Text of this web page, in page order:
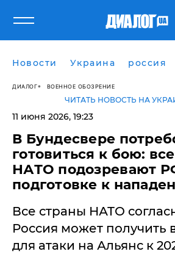
Новости Украина россия
ДИАЛОГ ВОЕННОЕ ОБОЗРЕНИЕ
ЧИТАТЬ НОВОСТЬ НА
11 июня 2026, 19:23
В Бундесвере
готовиться к бою:
НАТО подозревают
подготовке к
Все страны НАТО
Россия может получить
для атаки на Альянс к